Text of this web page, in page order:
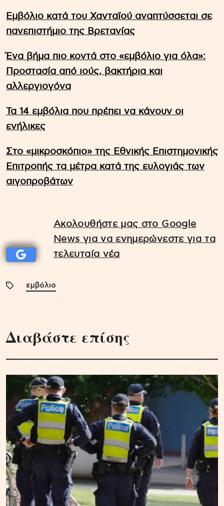
Εμβόλιο κατά του Χανταϊού αναπτύσσεται σε
πανεπιστήμιο της Βρετανίας
Ένα βήμα πιο κοντά στο «εμβόλιο για όλα»:
Προστασία από ιούς, βακτήρια και
αλλεργιογόνα
Τα 14 εμβόλια που πρέπει να κάνουν οι
ενήλικες
Στο «μικροσκόπιο» της Εθνικής Επιστημονικής
Επιτροπής τα μέτρα κατά της ευλογιάς των
αιγοπροβάτων
Ακολουθήστε μας στο Google
News για να ενημερώνεστε για τα
τελευταία νέα
εμβόλιο
Διαβάστε επίσης